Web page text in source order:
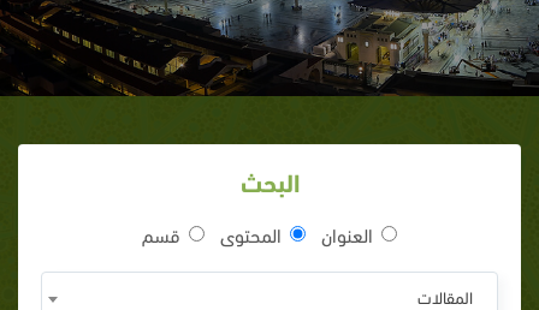
البحث
العنوان المحتوى قسم
المقالات